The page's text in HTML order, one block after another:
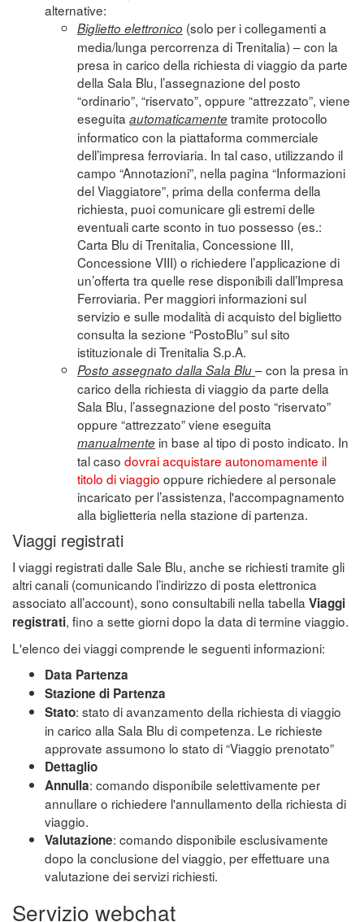
alternative:
Biglietto elettronico (solo per i collegamenti a
media/lunga percorrenza di Trenitalia) – con la
presa in carico della richiesta di viaggio da parte
della Sala Blu, l’assegnazione del posto
“ordinario”, “riservato”, oppure “attrezzato”, viene
eseguita automaticamentetramite protocollo
informatico con la piattaforma commerciale
dell’impresa ferroviaria. In tal caso, utilizzando il
campo “Annotazioni”, nella pagina “Informazioni
del Viaggiatore”, prima della conferma della
richiesta, puoi comunicare gli estremi delle
eventuali carte sconto in tuo possesso (es.:
Carta Blu di Trenitalia, Concessione III,
Concessione VIII) o richiedere l’applicazione di
un’offerta tra quelle rese disponibili dall’Impresa
Ferroviaria. Per maggiori informazioni sul
servizio e sulle modalità di acquisto del biglietto
consulta la sezione “PostoBlu” sul sito
istituzionale di Trenitalia S.p.A.
Posto assegnato dalla Sala Blu– con la presa in
carico della richiesta di viaggio da parte della
Sala Blu, l’assegnazione del posto “riservato”
oppure “attrezzato” viene eseguita
manualmente in base al tipo di posto indicato. In
tal caso dovrai acquistare autonomamente il
titolo di viaggio oppure richiedere al personale
incaricato per l’assistenza, l'accompagnamento
alla biglietteria nella stazione di partenza.
Viaggi registrati
I viaggi registrati dalle Sale Blu, anche se richiesti tramite gli
altri canali (comunicando l’indirizzo di posta elettronica
associato all’account), sono consultabili nella tabella Viaggi
registrati, fino a sette giorni dopo la data di termine viaggio.
L'elenco dei viaggi comprende le seguenti informazioni:
Data Partenza
Stazione di Partenza
Stato: stato di avanzamento della richiesta di viaggio
in carico alla Sala Blu di competenza. Le richieste
approvate assumono lo stato di “Viaggio prenotato”
Dettaglio
Annulla: comando disponibile selettivamente per
annullare o richiedere l'annullamento della richiesta di
viaggio.
Valutazione: comando disponibile esclusivamente
dopo la conclusione del viaggio, per effettuare una
valutazione dei servizi richiesti.
Servizio webchat